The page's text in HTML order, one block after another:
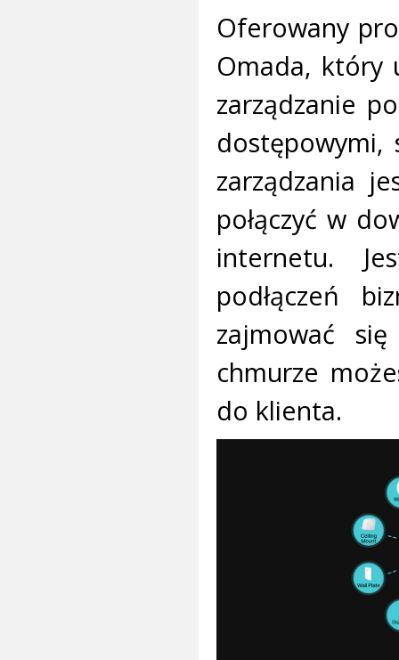
Oferowany
Omada, który
zarządzanie
dostępowymi,
zarządzania
połączyć w
internetu.
podłączeń
zajmować
chmurze
do klienta.